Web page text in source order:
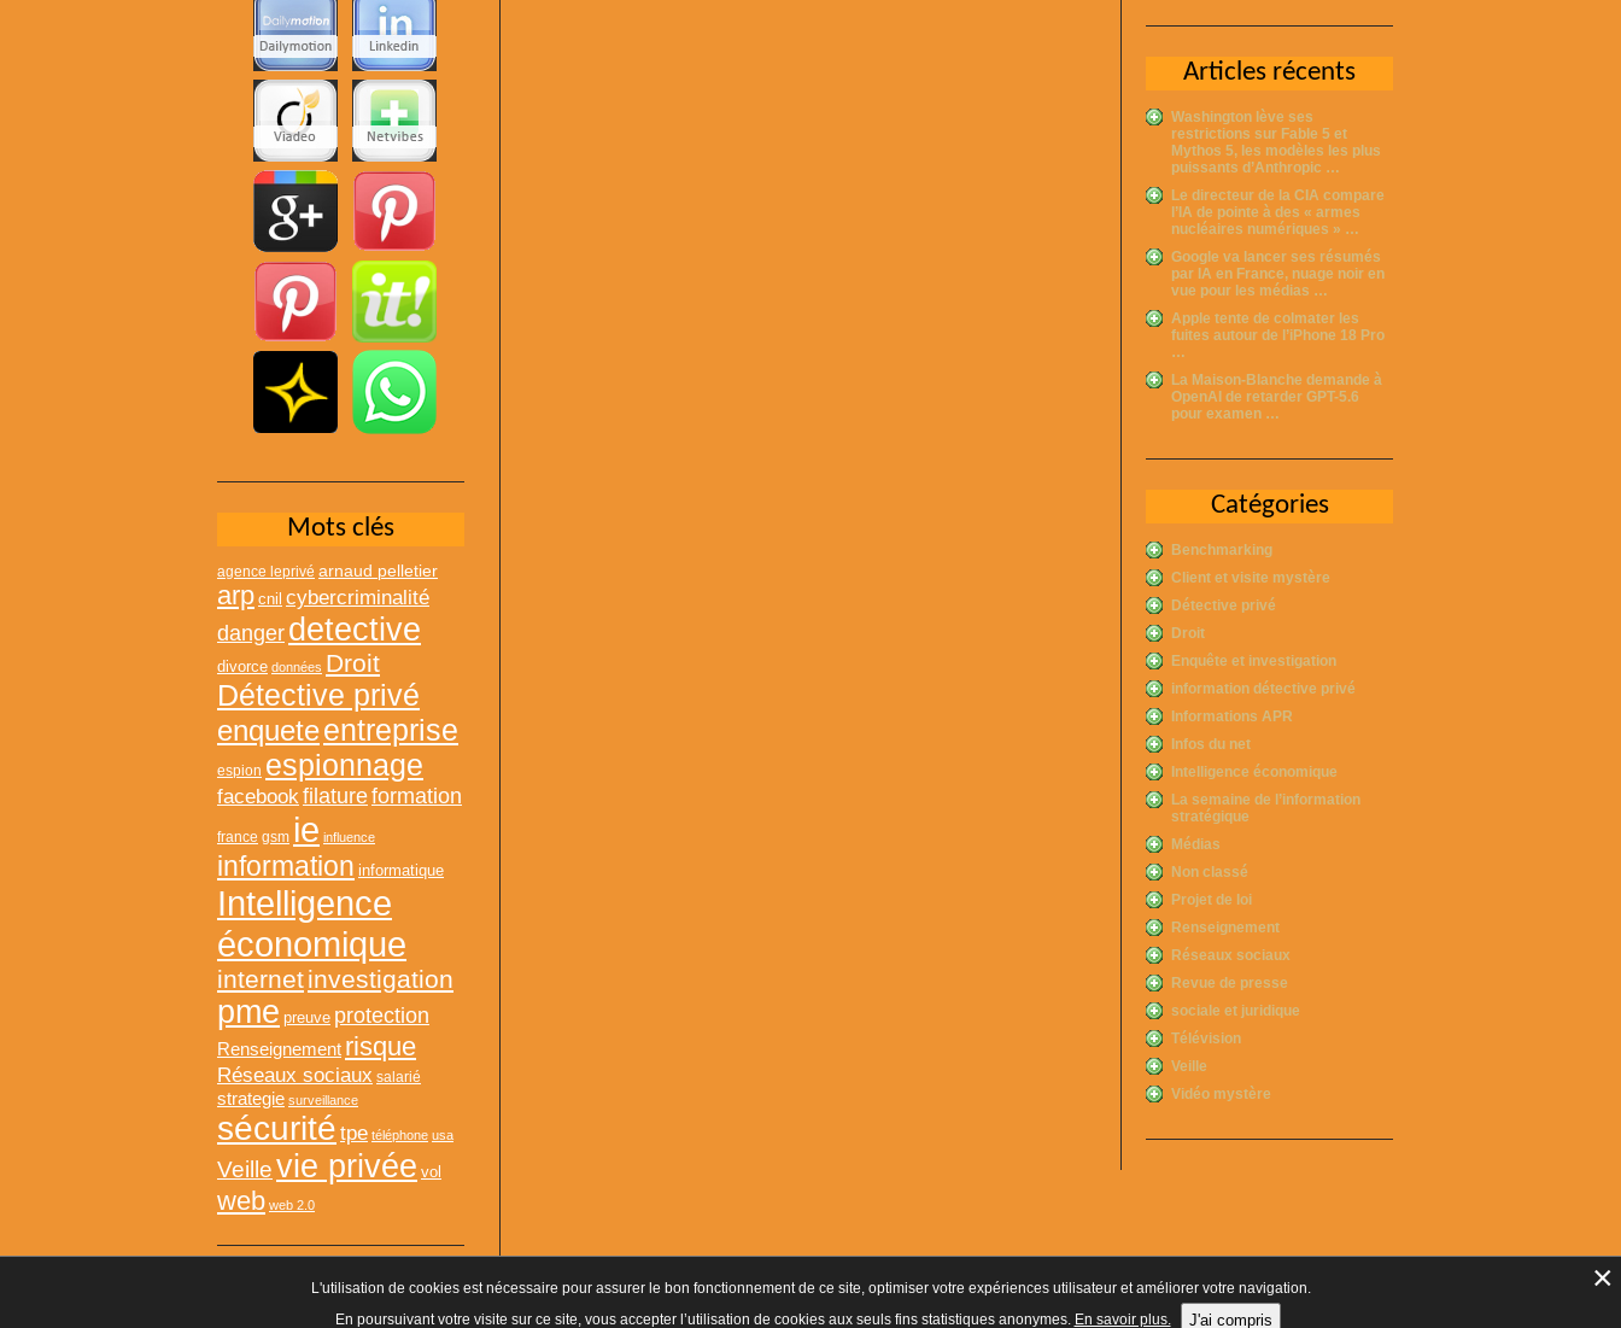
Articles récents
Washington lève ses
restrictions sur Fable 5 et
Mythos 5, les modèles les plus
puissants d’Anthropic …
Le directeur de la CIA compare
l’IA de pointe à des « armes
nucléaires numériques » …
Google va lancer ses résumés
par IA en France, nuage noir en
vue pour les médias …
Apple tente de colmater les
fuites autour de l’iPhone 18 Pro
…
La Maison-Blanche demande à
OpenAI de retarder GPT-5.6
pour examen …
Catégories
Benchmarking
Client et visite mystère
Détective privé
Droit
Enquête et investigation
information détective privé
Informations APR
Infos du net
Intelligence économique
La semaine de l’information
stratégique
Médias
Non classé
Projet de loi
Renseignement
Réseaux sociaux
Revue de presse
sociale et juridique
Télévision
Veille
Vidéo mystère
Mots clés
agence leprivé arnaud pelletier
arp cnil cybercriminalité
danger detective
divorce données Droit
Détective privé
enqueteentreprise
espion espionnage
facebook filatureformation
france gsm ie influence
information informatique
Intelligence
économique
internetinvestigation
pme preuve protection
Renseignement risque
Réseaux sociaux salarié
strategie surveillance
sécurité tpe téléphone usa
Veillevie privée vol
web web 2.0
AGD-095-2023-10-29-20180360642- Autorisation d’exercer CNAPS :AUT-095-2113-01-07-20140365170- SIRET 449 086 925 00038 - Code NAF 8030 Z -Mentions Légales
L'utilisation de cookies est nécessaire pour assurer le bon fonctionnement de ce site, optimiser votre expériences utilisateur et améliorer votre navigation.
En poursuivant votre visite sur ce site, vous accepter l’utilisation de cookies aux seuls fins statistiques anonymes. En savoir plus. J'ai compris
×